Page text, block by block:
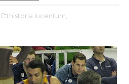
historia lucentum,